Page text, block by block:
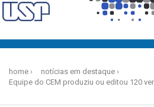
conteúdo
home
notícias em destaque
Equipe do CEM produziu ou editou 120